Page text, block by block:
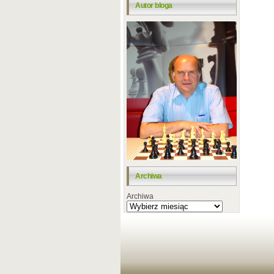
Autor bloga
Archiwa
Archiwa